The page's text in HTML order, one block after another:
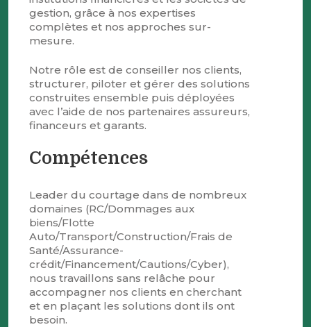
gestion, grâce à nos expertises
complètes et nos approches sur-
mesure.
Notre rôle est de conseiller nos clients,
structurer, piloter et gérer des solutions
construites ensemble puis déployées
avec l’aide de nos partenaires assureurs,
financeurs et garants.
Compétences
Leader du courtage dans de nombreux
domaines (RC/Dommages aux
biens/Flotte
Auto/Transport/Construction/Frais de
Santé/Assurance-
crédit/Financement/Cautions/Cyber),
nous travaillons sans relâche pour
accompagner nos clients en cherchant
et en plaçant les solutions dont ils ont
besoin.